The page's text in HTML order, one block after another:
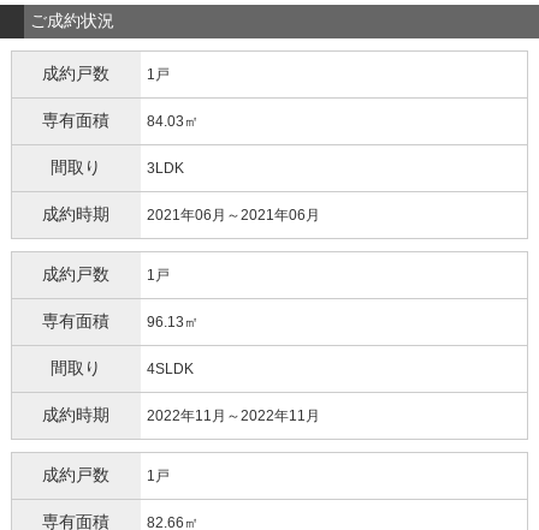
ご成約状況
成約戸数 1戸
専有面積 84.03㎡
間取り 3LDK
成約時期 2021年06月～2021年06月
成約戸数 1戸
専有面積 96.13㎡
間取り 4SLDK
成約時期 2022年11月～2022年11月
成約戸数 1戸
専有面積 82.66㎡